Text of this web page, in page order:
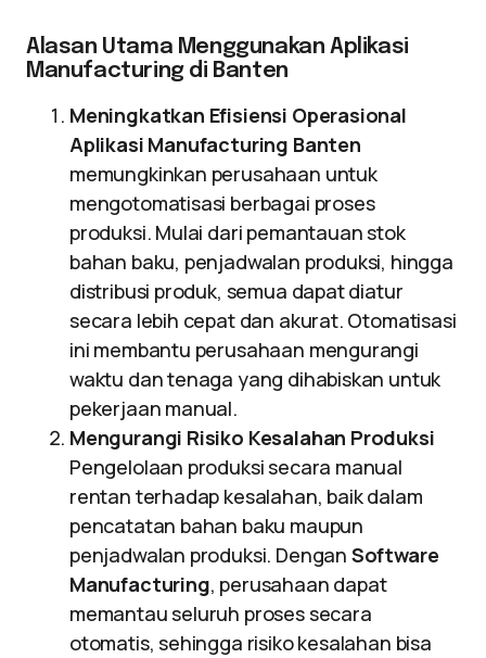
Alasan Utama Menggunakan Aplikasi
Manufacturing di Banten
Meningkatkan Efisiensi Operasional
Aplikasi Manufacturing Banten
memungkinkan perusahaan untuk
mengotomatisasi berbagai proses
produksi. Mulai dari pemantauan stok
bahan baku, penjadwalan produksi, hingga
distribusi produk, semua dapat diatur
secara lebih cepat dan akurat. Otomatisasi
ini membantu perusahaan mengurangi
waktu dan tenaga yang dihabiskan untuk
pekerjaan manual.
Mengurangi Risiko Kesalahan Produksi
Pengelolaan produksi secara manual
rentan terhadap kesalahan, baik dalam
pencatatan bahan baku maupun
penjadwalan produksi. Dengan Software
Manufacturing, perusahaan dapat
memantau seluruh proses secara
otomatis, sehingga risiko kesalahan bisa